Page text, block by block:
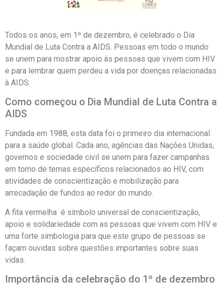
Todos os anos, em 1º de dezembro, é celebrado o Dia
Mundial de Luta Contra a AIDS. Pessoas em todo o mundo
se unem para mostrar apoio às pessoas que vivem com HIV
e para lembrar quem perdeu a vida por doenças relacionadas
à AIDS.
Como começou o Dia Mundial de Luta Contra a
AIDS
Fundada em 1988, esta data foi o primeiro dia internacional
para a saúde global. Cada ano, agências das Nações Unidas,
governos e sociedade civil se unem para fazer campanhas
em torno de temas específicos relacionados ao HIV, com
atividades de conscientização e mobilização para
arrecadação de fundos ao redor do mundo.
A fita vermelha é símbolo universal de conscientização,
apoio e solidariedade com as pessoas que vivem com HIV e
uma forte simbologia para que este grupo de pessoas se
façam ouvidas sobre questões importantes sobre suas
vidas.
Importância da celebração do 1º de dezembro